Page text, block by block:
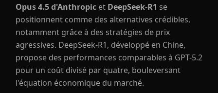
Opus 4.5 d'Anthropic et DeepSeek-R1 se
positionnent comme des alternatives crédibles,
notamment grâce à des stratégies de prix
agressives. DeepSeek-R1, développé en Chine,
propose des performances comparables à GPT-5.2
pour un coût divisé par quatre, bouleversant
l'équation économique du marché.